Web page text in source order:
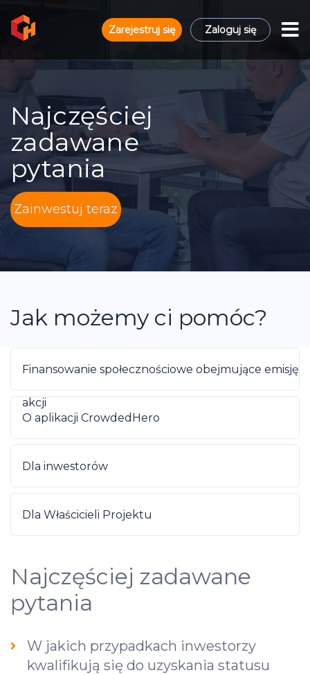
Zarejestruj się Zaloguj się
Najczęściej
zadawane
pytania
Zainwestuj teraz
Jak możemy ci pomóc?
Finansowanie społecznościowe obejmujące emisję
akcji
O aplikacji CrowdedHero
Dla inwestorów
Dla Właścicieli Projektu
Najczęściej zadawane
pytania
W jakich przypadkach inwestorzy
kwalifikują się do uzyskania statusu